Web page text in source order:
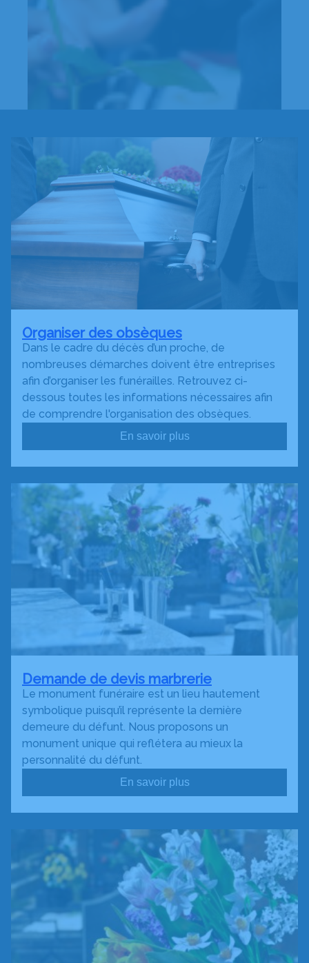
Organiser des obsèques
Dans le cadre du décès d’un proche, de
nombreuses démarches doivent être entreprises
afin d’organiser les funérailles. Retrouvez ci-
dessous toutes les informations nécessaires afin
de comprendre l'organisation des obsèques.
En savoir plus
Demande de devis marbrerie
Le monument funéraire est un lieu hautement
symbolique puisqu’il représente la dernière
demeure du défunt. Nous proposons un
monument unique qui reflétera au mieux la
personnalité du défunt.
En savoir plus